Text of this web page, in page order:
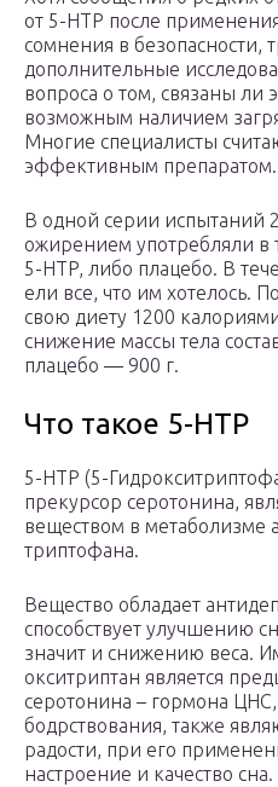
от 5-HTP после
сомнения в безопасности,
дополнительные
вопроса о том, связаны ли
возможным наличием
Многие специалисты
эффективным препаратом.
В одной серии испытаний
ожирением употребляли в
5-HTP, либо плацебо. В
ели все, что им хотелось.
свою диету 1200
снижение массы тела
плацебо — 900 г.
Что такое 5-HTP
5-HTP (5-
прекурсор серотонина,
веществом в метаболизме
триптофана.
Вещество обладает
способствует улучшению
значит и снижению веса.
окситриптан является
серотонина – гормона
бодрствования, также
радости, при его
настроение и качество сна.